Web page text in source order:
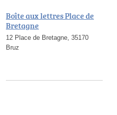
Boîte aux lettres Place de
Bretagne
12 Place de Bretagne, 35170
Bruz